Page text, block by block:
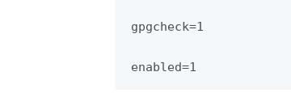
gpgcheck=1
enabled=1